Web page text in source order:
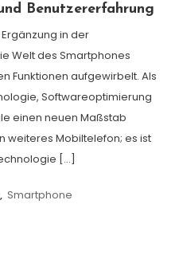
Benutzererfahrung
in der
Welt des Smartphones
Funktionen aufgewirbelt. Als
Softwareoptimierung
einen neuen Maßstab
weiteres Mobiltelefon; es ist
[…]
, Smartphone